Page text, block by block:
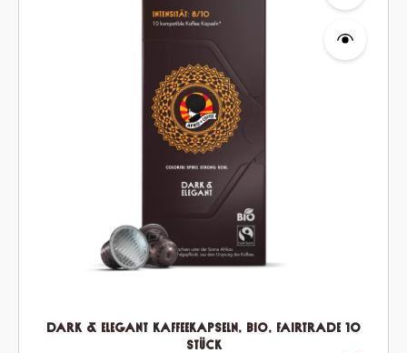
Dark & Elegant Kaffeekapseln, Bio, Fairtrade 10
Stück